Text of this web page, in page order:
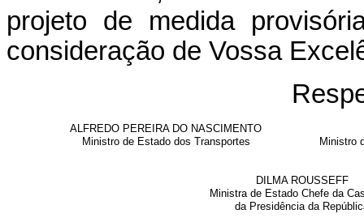
projeto de medida
consideração de Vossa
ALFREDO PEREIRA DO NASCIMENTO
Ministro de Estado dos Transportes
Ministro
DILMA ROUSSEFF
Ministra de Estado Chefe da
da Presidência da